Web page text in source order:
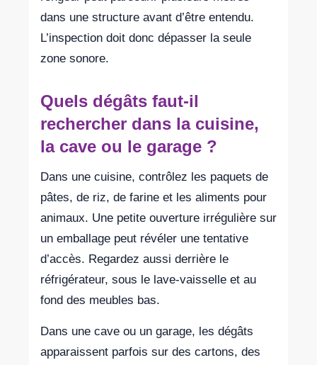
dans une structure avant d’être entendu.
L’inspection doit donc dépasser la seule
zone sonore.
Quels dégâts faut-il
rechercher dans la cuisine,
la cave ou le garage ?
Dans une cuisine, contrôlez les paquets de
pâtes, de riz, de farine et les aliments pour
animaux. Une petite ouverture irrégulière sur
un emballage peut révéler une tentative
d’accès. Regardez aussi derrière le
réfrigérateur, sous le lave-vaisselle et au
fond des meubles bas.
Dans une cave ou un garage, les dégâts
apparaissent parfois sur des cartons, des